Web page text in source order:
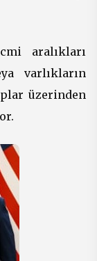
aralıkları
varlıkların
üzerinden